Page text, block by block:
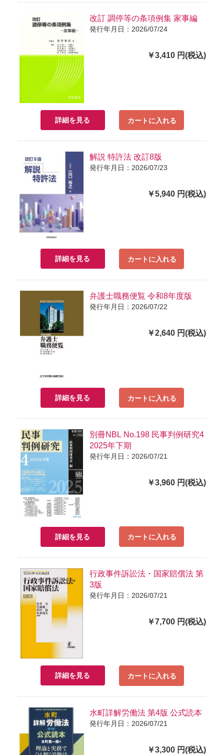
改訂 調停等の条項例集 家事編
発行年月日：2026/07/24
￥3,410 円(税込)
詳細を見る カートに入れる
解説 特許法 改訂8版
発行年月日：2026/07/23
￥5,940 円(税込)
詳細を見る カートに入れる
弁護士職務便覧 令和8年度版
発行年月日：2026/07/22
￥2,640 円(税込)
詳細を見る カートに入れる
別冊NBL No.198 民事判例研究4
2025年下期
発行年月日：2026/07/21
￥3,960 円(税込)
詳細を見る カートに入れる
行政事件訴訟法・国家賠償法 第
3版
発行年月日：2026/07/21
￥7,700 円(税込)
詳細を見る カートに入れる
水町詳解労働法 第4版 公式読本
発行年月日：2026/07/21
￥3,300 円(税込)